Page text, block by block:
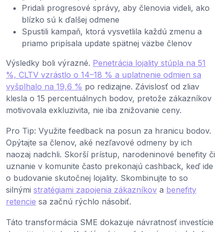
Pridali progresové správy, aby členovia videli, ako
blízko sú k ďalšej odmene
Spustili kampaň, ktorá vysvetlila každú zmenu a
priamo pripísala update spätnej väzbe členov
Výsledky boli výrazné. Penetrácia lojality stúpla na 51
%, CLTV vzrástlo o 14–18 % a uplatnenie odmien sa
vyšplhalo na 19,6 % po redizajne. Závislosť od zliav
klesla o 15 percentuálnych bodov, pretože zákazníkov
motivovala exkluzivita, nie iba znižovanie ceny.
Pro Tip: Využite feedback na posun za hranicu bodov.
Opýtajte sa členov, aké nezľavové odmeny by ich
naozaj nadchli. Skorší prístup, narodeninové benefity či
uznanie v komunite často prekonajú cashback, keď ide
o budovanie skutočnej lojality. Skombinujte to so
silnými stratégiami zapojenia zákazníkov a benefity
retencie sa začnú rýchlo násobiť.
Táto transformácia SME dokazuje návratnosť investície